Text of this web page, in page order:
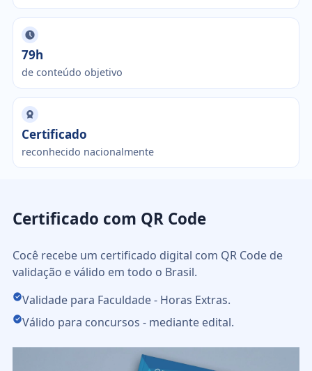
79h
de conteúdo objetivo
Certificado
reconhecido nacionalmente
Certificado com QR Code
Cocê recebe um certificado digital com QR Code de
validação e válido em todo o Brasil.
Validade para Faculdade - Horas Extras.
Válido para concursos - mediante edital.